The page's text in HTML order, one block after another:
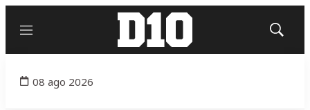
Menú
Mostrar
08 ago 2026